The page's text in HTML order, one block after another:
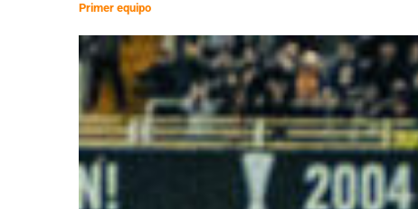
Primer equipo